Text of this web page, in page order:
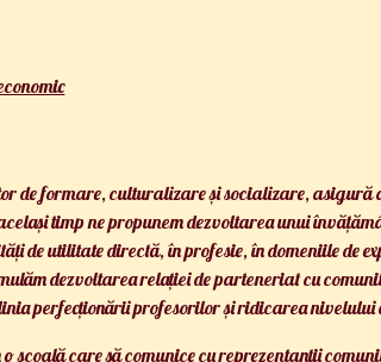
de formare, culturalizare și socializare, asigură
timp ne propunem dezvoltarea unui
de utilitate directă, în profesie, în domeniile de
dezvoltarea relației de parteneriat cu
perfecționării profesorilor și ridicarea nivelului
o școală care să comunice cu reprezentanții